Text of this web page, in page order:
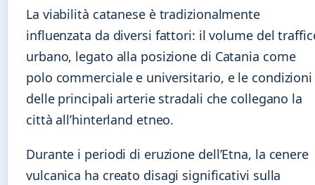
La viabilità catanese è tradizionalmente
influenzata da diversi fattori: il volume del
urbano, legato alla posizione di Catania come
polo commerciale e universitario, e le condizioni
delle principali arterie stradali che collegano la
città all’hinterland etneo.
Durante i periodi di eruzione dell’Etna, la cenere
vulcanica ha creato disagi significativi sulla